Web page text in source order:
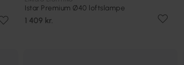
Istar Premium Ø40 loftslampe
1 409 kr.